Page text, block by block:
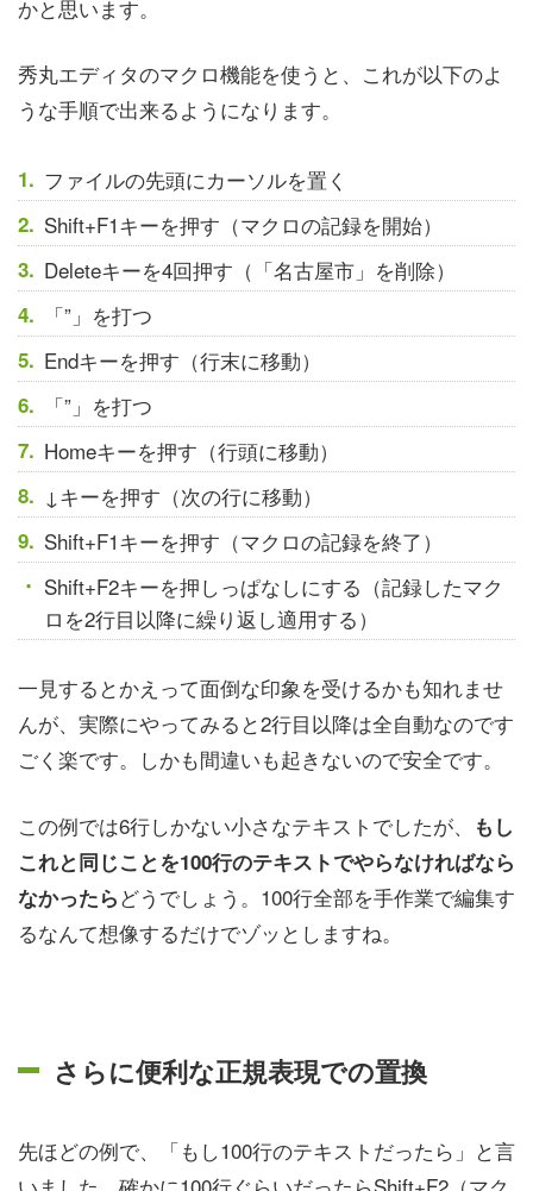
かと思います。
秀丸エディタのマクロ機能を使うと、これが以下のよ
うな手順で出来るようになります。
ファイルの先頭にカーソルを置く
Shift+F1キーを押す（マクロの記録を開始）
Deleteキーを4回押す（「名古屋市」を削除）
「”」を打つ
Endキーを押す（行末に移動）
「”」を打つ
Homeキーを押す（行頭に移動）
↓キーを押す（次の行に移動）
Shift+F1キーを押す（マクロの記録を終了）
Shift+F2キーを押しっぱなしにする（記録したマク
ロを2行目以降に繰り返し適用する）
一見するとかえって面倒な印象を受けるかも知れませ
んが、実際にやってみると2行目以降は全自動なのです
ごく楽です。しかも間違いも起きないので安全です。
この例では6行しかない小さなテキストでしたが、
もし
これと同じことを100行のテキストでやらなければなら
なかったらどうでしょう。100行全部を手作業で編集す
るなんて想像するだけでゾッとしますね。
さらに便利な正規表現での置換
先ほどの例で、「もし100行のテキストだったら」と言
いました。確かに100行ぐらいだったらShift+F2（マク